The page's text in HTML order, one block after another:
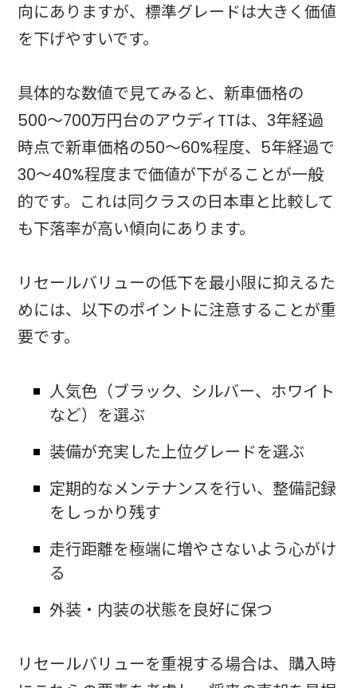
向にありますが、標準グレードは大きく価値
を下げやすいです。
具体的な数値で見てみると、新車価格の
500〜700万円台のアウディTTは、3年経過
時点で新車価格の50〜60%程度、5年経過で
30〜40%程度まで価値が下がることが一般
的です。これは同クラスの日本車と比較して
も下落率が高い傾向にあります。
リセールバリューの低下を最小限に抑えるた
めには、以下のポイントに注意することが重
要です。
人気色（ブラック、シルバー、ホワイト
など）を選ぶ
装備が充実した上位グレードを選ぶ
定期的なメンテナンスを行い、整備記録
をしっかり残す
走行距離を極端に増やさないよう心がけ
る
外装・内装の状態を良好に保つ
リセールバリューを重視する場合は、購入時